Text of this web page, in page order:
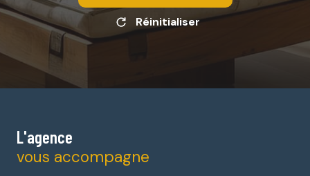
Réinitialiser
L'agence
vous accompagne